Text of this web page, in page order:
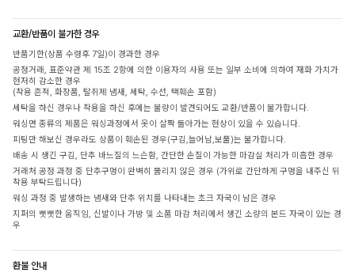
교환/반품이 불가한 경우
반품기한(상품 수령후 7일)이 경과한 경우
공정거래, 표준약관 제 15조 2항에 의한 이용자의 사용 또는 일부 소비에 의하여 재화 가치가
현저히 감소한 경우
(착용 흔적, 화장품, 탈취제 냄새, 세탁, 수선, 택훼손 포함)
세탁을 하신 경우나 착용을 하신 후에는 불량이 발견되어도 교환/반품이 불가합니다.
워싱면 종류의 제품은 워싱과정에서 옷이 살짝 돌아가는 현상이 있을 수 있습니다.
피팅만 해보신 경우라도 상품이 훼손된 경우(구김,늘어남,보풀)는 불가합니다.
배송 시 생긴 구김, 단추 바느질의 느슨함, 간단한 손질이 가능한 마감실 처리가 미흡한 경우
거래처 공정 과정 중 단추구멍이 완벽히 뚫리지 않은 경우 (가위로 간단하게 구멍을 내주신 뒤
착용 부탁드립니다)
워싱 과정 중 발생하는 냄새와 단추 위치를 나타내는 초크 자국이 남은 경우
지퍼의 뻣뻣한 움직임, 신발이나 가방 및 소품 마감 처리에서 생긴 소량의 본드 자국이 있는 경
우
환불 안내